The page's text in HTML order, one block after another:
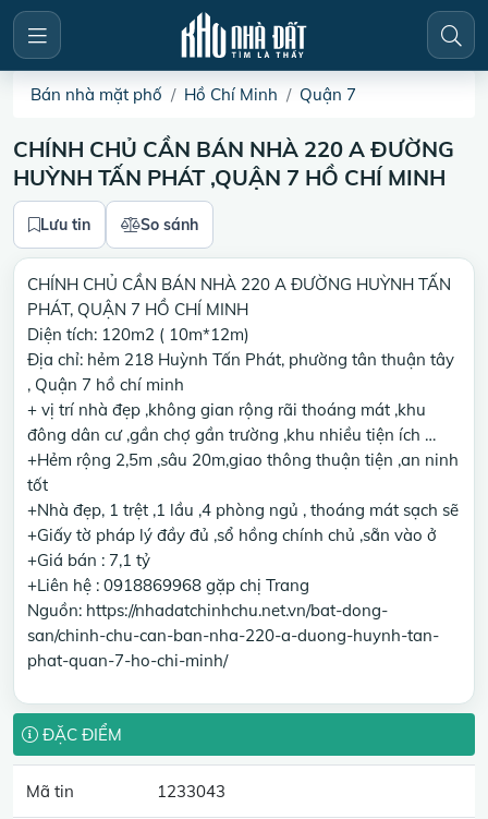
Bán nhà mặt phố Hồ Chí Minh Quận 7
CHÍNH CHỦ CẦN BÁN NHÀ 220 A ĐƯỜNG
HUỲNH TẤN PHÁT ,QUẬN 7 HỒ CHÍ MINH
Lưu tin So sánh
CHÍNH CHỦ CẦN BÁN NHÀ 220 A ĐƯỜNG HUỲNH TẤN
PHÁT, QUẬN 7 HỒ CHÍ MINH
Diện tích: 120m2 ( 10m*12m)
Địa chỉ: hẻm 218 Huỳnh Tấn Phát, phường tân thuận tây
, Quận 7 hồ chí minh
+ vị trí nhà đẹp ,không gian rộng rãi thoáng mát ,khu
đông dân cư ,gần chợ gần trường ,khu nhiều tiện ích …
+Hẻm rộng 2,5m ,sâu 20m,giao thông thuận tiện ,an ninh
tốt
+Nhà đẹp, 1 trệt ,1 lầu ,4 phòng ngủ , thoáng mát sạch sẽ
+Giấy tờ pháp lý đầy đủ ,sổ hồng chính chủ ,sẵn vào ở
+Giá bán : 7,1 tỷ
+Liên hệ : 0918869968 gặp chị Trang
Nguồn: https://nhadatchinhchu.net.vn/bat-dong-
san/chinh-chu-can-ban-nha-220-a-duong-huynh-tan-
phat-quan-7-ho-chi-minh/
ĐẶC ĐIỂM
Mã tin 1233043